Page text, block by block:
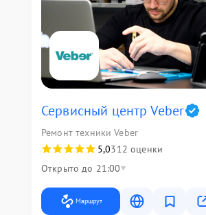
Сервисный центр Veber
Ремонт техники Veber
5,0312 оценки
Открыто до 21:00
Маршрут